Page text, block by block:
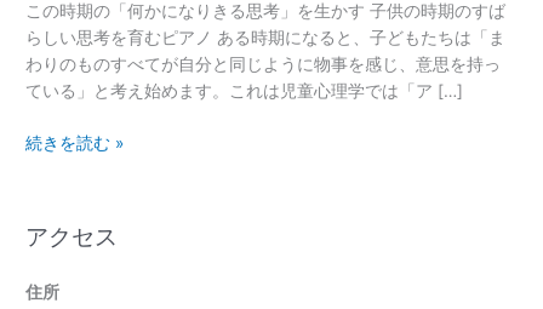
この時期の「何かになりきる思考」を生かす 子供の時期のすば
らしい思考を育むピアノ ある時期になると、子どもたちは「ま
わりのものすべてが自分と同じように物事を感じ、意思を持っ
ている」と考え始めます。これは児童心理学では「ア […]
効
果
が
あ
り
ま
続きを読む »
アクセス
住所